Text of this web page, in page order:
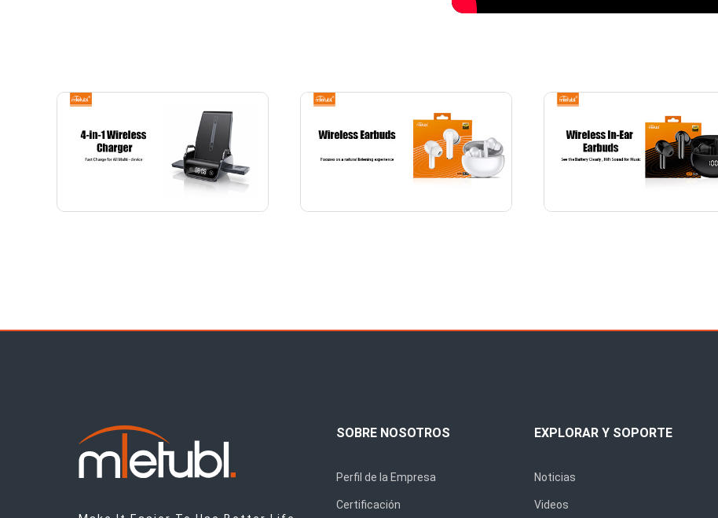
SOBRE NOSOTROS
Perfil de la Empresa
Certificación
EXPLORAR Y SOPORTE
Noticias
Videos